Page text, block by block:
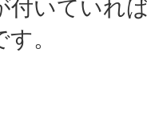
付いていれ
。